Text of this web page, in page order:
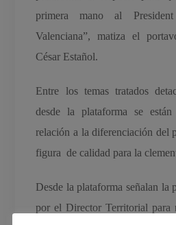
primera mano al
Valenciana”, matiza el
César Estañol.
Entre los temas tratados
desde la plataforma se
relación a la diferenciación del
figura de calidad para la
Desde la plataforma señalan la
por el Director Territorial para